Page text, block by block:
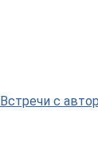
Встречи с